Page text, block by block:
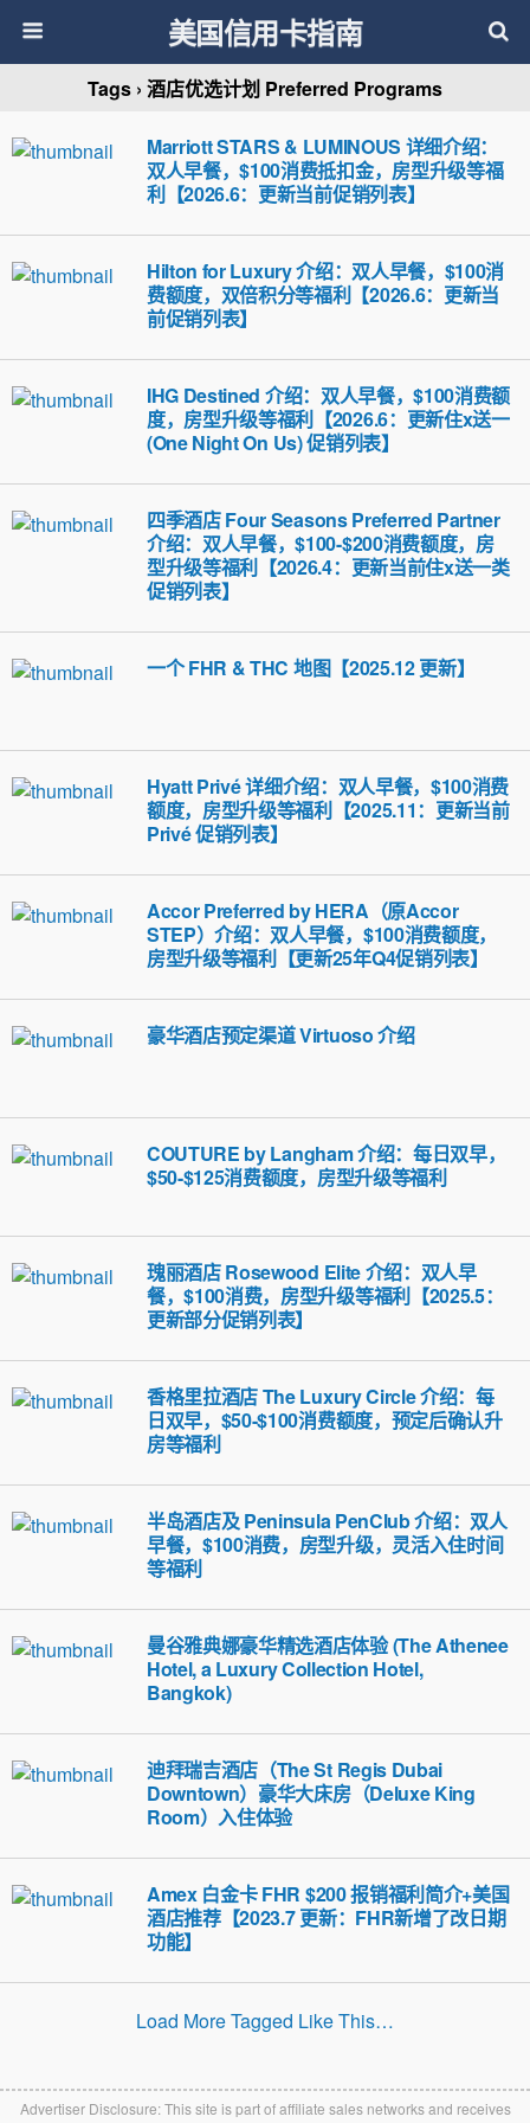
美国信用卡指南
Tags › 酒店优选计划 Preferred Programs
Marriott STARS & LUMINOUS 详细介绍：
双人早餐，$100消费抵扣金，房型升级等福
利【2026.6：更新当前促销列表】
Hilton for Luxury 介绍：双人早餐，$100消
费额度，双倍积分等福利【2026.6：更新当
前促销列表】
IHG Destined 介绍：双人早餐，$100消费额
度，房型升级等福利【2026.6：更新住x送一
(One Night On Us) 促销列表】
四季酒店 Four Seasons Preferred Partner
介绍：双人早餐，$100-$200消费额度，房
型升级等福利【2026.4：更新当前住x送一类
促销列表】
一个 FHR & THC 地图【2025.12 更新】
Hyatt Privé 详细介绍：双人早餐，$100消费
额度，房型升级等福利【2025.11：更新当前
Privé 促销列表】
Accor Preferred by HERA（原Accor
STEP）介绍：双人早餐，$100消费额度，
房型升级等福利【更新25年Q4促销列表】
豪华酒店预定渠道 Virtuoso 介绍
COUTURE by Langham 介绍：每日双早，
$50-$125消费额度，房型升级等福利
瑰丽酒店 Rosewood Elite 介绍：双人早
餐，$100消费，房型升级等福利【2025.5：
更新部分促销列表】
香格里拉酒店 The Luxury Circle 介绍：每
日双早，$50-$100消费额度，预定后确认升
房等福利
半岛酒店及 Peninsula PenClub 介绍：双人
早餐，$100消费，房型升级，灵活入住时间
等福利
曼谷雅典娜豪华精选酒店体验 (The Athenee
Hotel, a Luxury Collection Hotel,
Bangkok)
迪拜瑞吉酒店（The St Regis Dubai
Downtown）豪华大床房（Deluxe King
Room）入住体验
Amex 白金卡 FHR $200 报销福利简介+美国
酒店推荐【2023.7 更新：FHR新增了改日期
功能】
Load More Tagged Like This…
Advertiser Disclosure: This site is part of affiliate sales networks and receives